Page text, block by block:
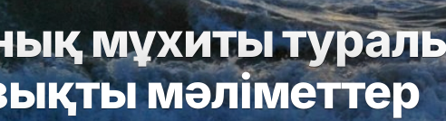
мұхиты
мәліметтер